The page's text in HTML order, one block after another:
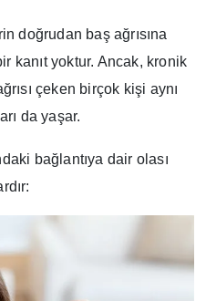
doğrudan baş ağrısına
kanıt yoktur. Ancak, kronik
çeken birçok kişi aynı
da yaşar.
bağlantıya dair olası